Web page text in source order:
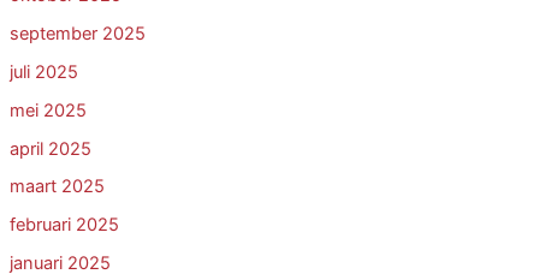
september 2025
juli 2025
mei 2025
april 2025
maart 2025
februari 2025
januari 2025